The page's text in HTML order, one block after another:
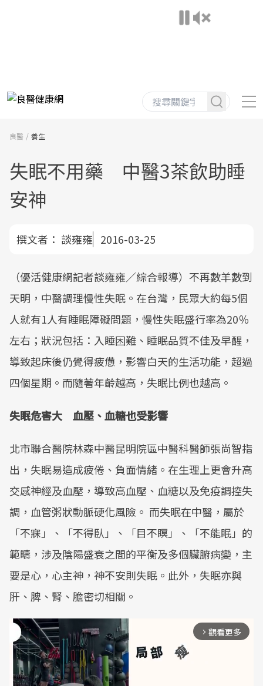
良醫 養生
失眠不用藥 中醫3茶飲助睡
安神
撰文者： 談雍雍 2016-03-25
（優活健康網記者談雍雍／綜合報導）不再數羊數到
天明，中醫調理慢性失眠。在台灣，民眾大約每5個
人就有1人有睡眠障礙問題，慢性失眠盛行率為20％
左右；狀況包括：入睡困難、睡眠品質不佳及早醒，
導致起床後仍覺得疲憊，影響白天的生活功能，超過
四個星期。而隨著年齡越高，失眠比例也越高。
失眠危害大 血壓、血糖也受影響
北市聯合醫院林森中醫昆明院區中醫科醫師張尚智指
出，失眠易造成疲倦、負面情緒。在生理上更會升高
交感神經及血壓，導致高血壓、血糖以及免疫調控失
調，血管粥狀動脈硬化風險。 而失眠在中醫，屬於
「不寐」、「不得臥」、「目不瞑」、「不能眠」的
範疇，涉及陰陽盛衰之間的平衡及多個臟腑病變，主
要是心，心主神，神不安則失眠。此外，失眠亦與
肝、脾、腎、膽密切相關。
arrow_forward_ios 觀看更多